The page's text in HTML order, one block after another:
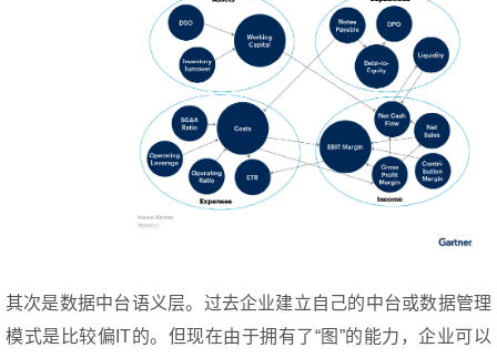
其次是数据中台语义层。过去企业建立自己的中台或数据管理
模式是比较偏IT的。但现在由于拥有了“图”的能力，企业可以